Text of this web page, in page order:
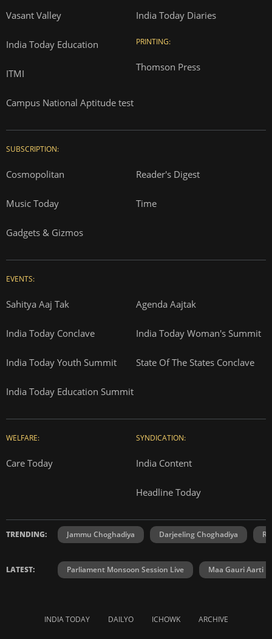
Vasant Valley
India Today Education
ITMI
Campus National Aptitude test
India Today Diaries
PRINTING:
Thomson Press
SUBSCRIPTION:
Cosmopolitan Reader's Digest
Music Today Time
Gadgets & Gizmos
EVENTS:
Sahitya Aaj Tak Agenda Aajtak
India Today Conclave India Today Woman's Summit
India Today Youth Summit State Of The States Conclave
India Today Education Summit
WELFARE:
Care Today
SYNDICATION:
India Content
Headline Today
TRENDING: Jammu Choghadiya Darjeeling Choghadiya
LATEST: Parliament Monsoon Session Live Maa Gauri Aarti
INDIA TODAY DAILYO ICHOWK ARCHIVE